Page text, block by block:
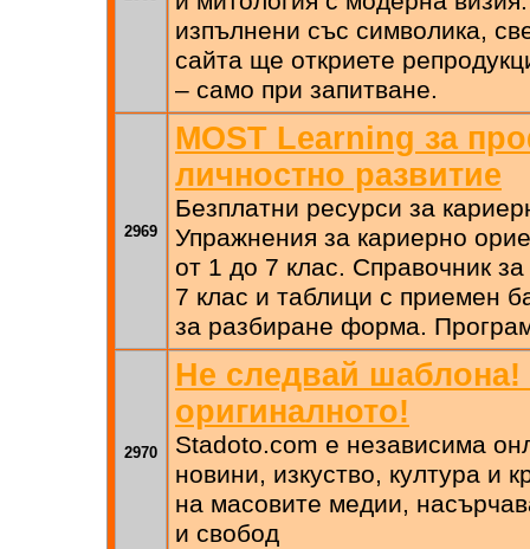
изпълнени със символика,
сайта ще откриете
– само при запитване.
2969
MOST Learning за
личностно развитие
Безплатни ресурси за
Упражнения за кариерно
от 1 до 7 клас. Справочник
7 клас и таблици с приемен
за разбиране форма.
2970
Не следвай
оригиналното!
Stadoto.com е независима
новини, изкуство, култура и
на масовите медии,
и свобод